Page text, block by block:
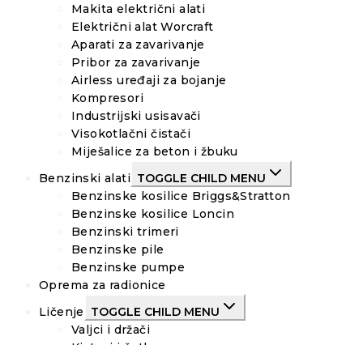
Makita električni alati
Električni alat Worcraft
Aparati za zavarivanje
Pribor za zavarivanje
Airless uređaji za bojanje
Kompresori
Industrijski usisavači
Visokotlačni čistači
Miješalice za beton i žbuku
Benzinski alati TOGGLE CHILD MENU
Benzinske kosilice Briggs&Stratton
Benzinske kosilice Loncin
Benzinski trimeri
Benzinske pile
Benzinske pumpe
Oprema za radionice
Ličenje
TOGGLE CHILD MENU
Valjci i držači